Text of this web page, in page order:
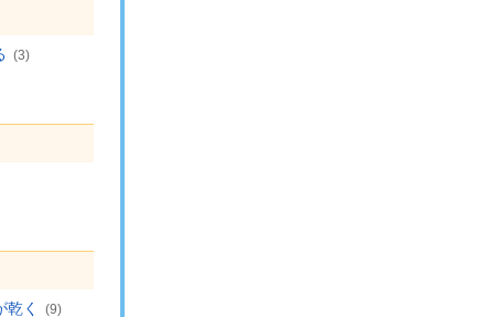
(3)
乾く (9)